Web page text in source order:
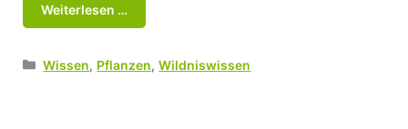
Weiterlesen …
Kategorien
Wissen, Pflanzen,Wildniswissen